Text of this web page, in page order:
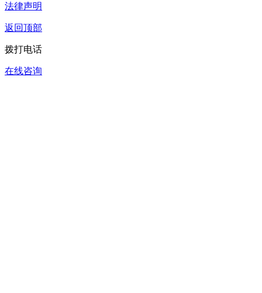
法律声明
返回顶部
拨打电话
在线咨询